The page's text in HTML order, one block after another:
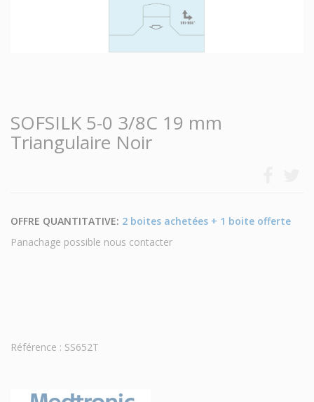
SOFSILK 5-0 3/8C 19 mm
Triangulaire Noir
OFFRE QUANTITATIVE: 2 boites achetées + 1 boite offerte
Panachage possible nous contacter
Référence : SS652T